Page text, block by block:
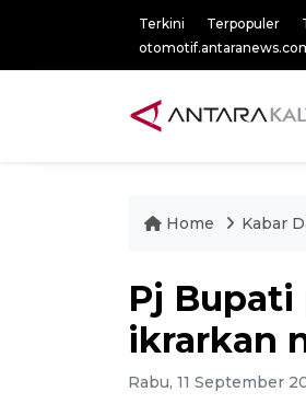
Terkini Terpopuler
Home Kabar
Pj Bupati
ikrarkan
Rabu, 11 September